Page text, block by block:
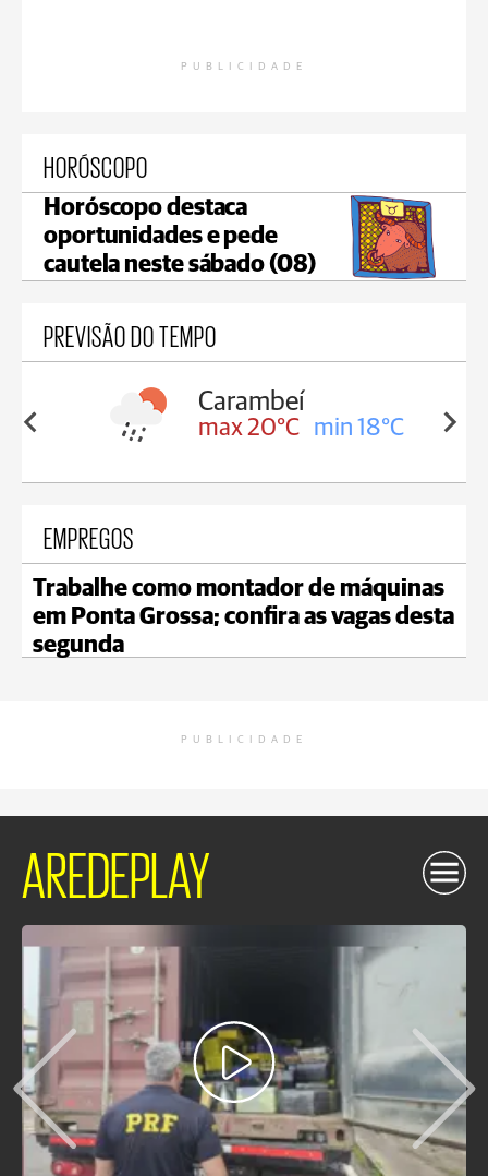
PUBLICIDADE
HORÓSCOPO
Horóscopo destaca
oportunidades e pede
cautela neste sábado (08)
PREVISÃO DO TEMPO
18°C
Carambeí
max 20°C min 18°C
EMPREGOS
Trabalhe como montador de máquinas
em Ponta Grossa; confira as vagas desta
segunda
PUBLICIDADE
AREDEPLAY